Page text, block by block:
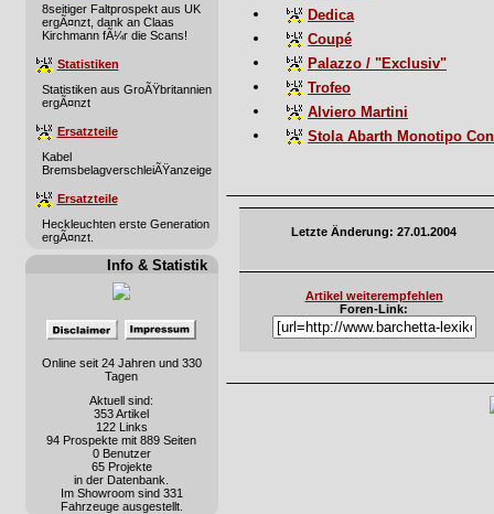
8seitiger Faltprospekt aus UK
ergÃ¤nzt, dank an Claas
Kirchmann fÃ¼r die Scans!
Statistiken
Statistiken aus GroÃŸbritannien
ergÃ¤nzt
Ersatzteile
Kabel
BremsbelagverschleiÃŸanzeige
Ersatzteile
Heckleuchten erste Generation
ergÃ¤nzt.
Info & Statistik
Online seit 24 Jahren und 330
Tagen
Aktuell sind:
353 Artikel
122 Links
94 Prospekte mit 889 Seiten
0 Benutzer
65 Projekte
in der Datenbank.
Im Showroom sind 331
Fahrzeuge ausgestellt.
Dedica
Coupé
Palazzo / "Exclusiv"
Trofeo
Alviero Martini
Stola Abarth Monotipo
Letzte Änderung: 27.01.2004
Artikel weiterempfehlen
Foren-Link: